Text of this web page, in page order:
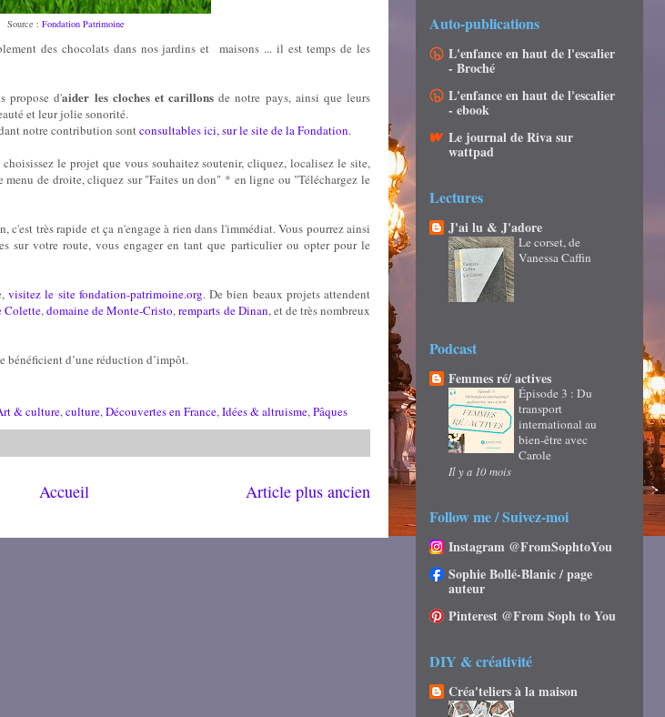
Source : Fondation Patrimoine
des chocolats dans nos jardins et maisons ... il est temps de les
propose d'aider les cloches et carillons de notre pays, ainsi que leurs
et leur jolie sonorité.
notre contribution sont consultables ici, sur le site de la Fondation.
le projet que vous souhaitez soutenir, cliquez, localisez le site,
menu de droite, cliquez sur "Faites un don" * en ligne ou "Téléchargez le
c'est très rapide et ça n'engage à rien dans l'immédiat. Vous pourrez ainsi
sur votre route, vous engager en tant que particulier ou opter pour le
visitez le site fondation-patrimoine.org. De bien beaux projets attendent
Colette,domaine de Monte-Cristo,remparts de Dinan, et de très nombreux
d’une réduction d’impôt.
& culture, culture, Découvertes en France, Idées & altruisme, Pâques
Article plus ancien
Accueil
Auto-publications
L'enfance en haut de l'escalier
- Broché
L'enfance en haut de l'escalier
- ebook
Le journal de Riva sur
wattpad
Lectures
J'ai lu & J'adore
Le corset, de
Vanessa Caffin
Podcast
Femmes ré/ actives
Épisode 3 : Du
transport
international au
bien-être avec
Carole
Il y a 10 mois
Follow me / Suivez-moi
Instagram @FromSophtoYou
Sophie Bollé-Blanic / page
auteur
Pinterest @From Soph to You
DIY & créativité
Créa'teliers à la maison